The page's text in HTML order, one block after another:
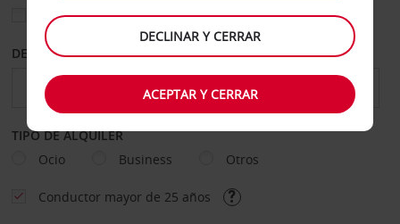
Elegir otra oficina de devolución
DESDE HASTA
TIPO DE ALQUILER
Ocio
Business Otros
Conductor mayor de 25 años
DECLINAR Y CERRAR
ACEPTAR Y CERRAR